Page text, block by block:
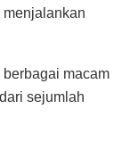
berbagai macam
sejumlah